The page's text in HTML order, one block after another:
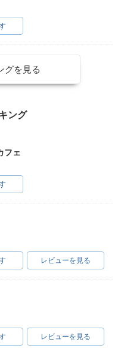
グを見る
ング
フェ
レビューを見る
レビューを見る